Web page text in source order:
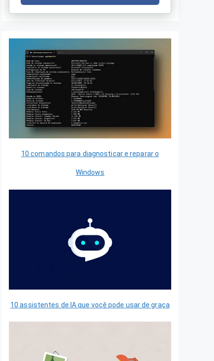
10 comandos para diagnosticar e reparar o
Windows
10 assistentes de IA que você pode usar de graça